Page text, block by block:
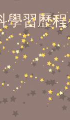
學習歷程